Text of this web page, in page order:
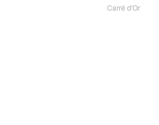
Carré d'Or